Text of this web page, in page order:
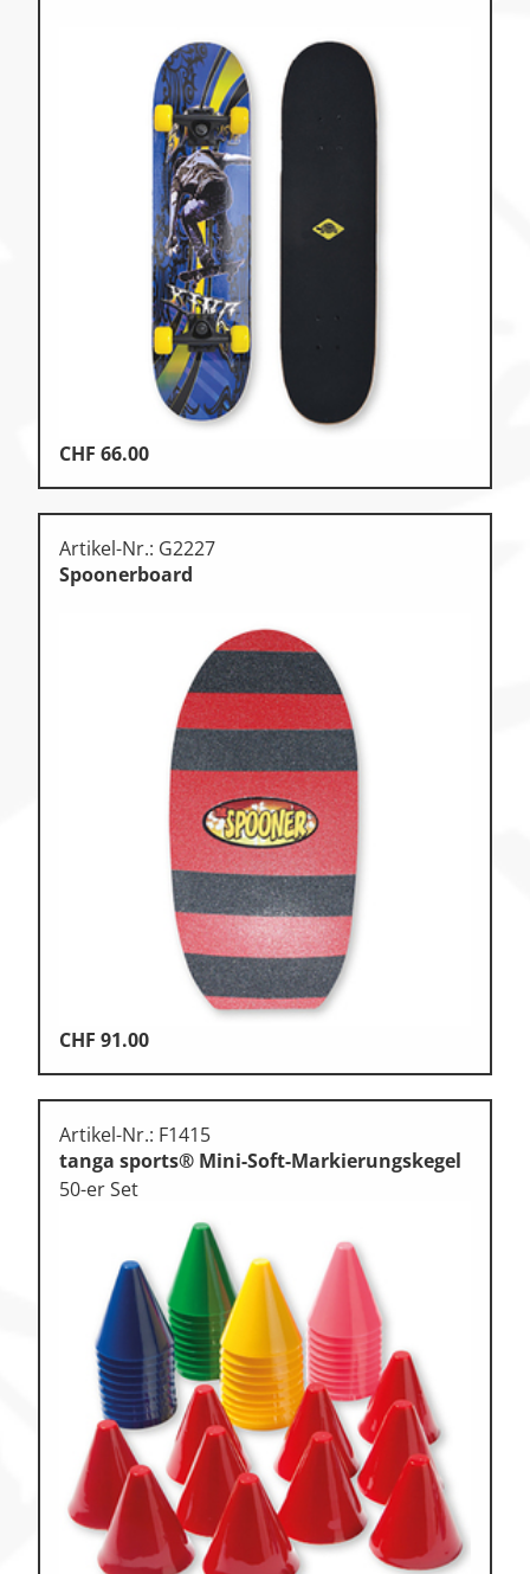
CHF 66.00
Artikel-Nr.: G2227
Spoonerboard
CHF 91.00
Artikel-Nr.: F1415
tanga sports® Mini-Soft-Markierungskegel
50-er Set